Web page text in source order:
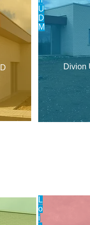
Divion
U
D
M
L
o
i